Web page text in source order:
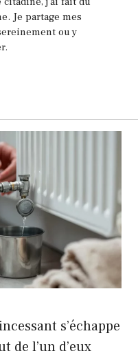
Je partage mes
ou y
s’échappe
de l’un d’eux